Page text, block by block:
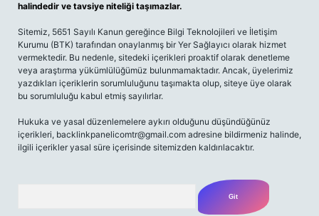
halindedir ve tavsiye niteliği taşımazlar.
Sitemiz, 5651 Sayılı Kanun gereğince Bilgi Teknolojileri ve İletişim
Kurumu (BTK) tarafından onaylanmış bir Yer Sağlayıcı olarak hizmet
vermektedir. Bu nedenle, sitedeki içerikleri proaktif olarak denetleme
veya araştırma yükümlülüğümüz bulunmamaktadır. Ancak, üyelerimiz
yazdıkları içeriklerin sorumluluğunu taşımakta olup, siteye üye olarak
bu sorumluluğu kabul etmiş sayılırlar.
Hukuka ve yasal düzenlemelere aykırı olduğunu düşündüğünüz
içerikleri, backlinkpanelicomtr@gmail.com adresine bildirmeniz halinde,
ilgili içerikler yasal süre içerisinde sitemizden kaldırılacaktır.